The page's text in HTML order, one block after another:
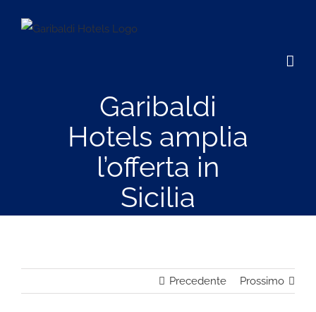
Garibaldi
Hotels amplia
l’offerta in
Sicilia
Precedente Prossimo